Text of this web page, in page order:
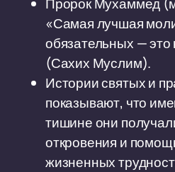
«Самая лучшая
обязательных —
(Сахих Муслим).
Истории святых и
показывают, что
тишине они
откровения и
жизненных